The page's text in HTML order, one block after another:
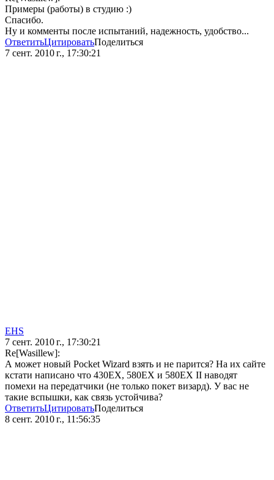
Примеры (работы) в студию :)
Спасибо.
Ну и комменты после испытаний, надежность, удобство...
ОтветитьЦитироватьПоделиться
7 сент. 2010 г., 17:30:21
EHS
7 сент. 2010 г., 17:30:21
Re[Wasillew]:
А может новый Pocket Wizard взять и не парится? На их сайте
кстати написано что 430EX, 580EX и 580EX II наводят
помехи на передатчики (не только покет визард). У вас не
такие вспышки, как связь устойчива?
ОтветитьЦитироватьПоделиться
8 сент. 2010 г., 11:56:35